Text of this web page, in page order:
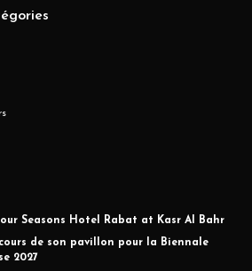
Seasons Hotel Rabat at Kasr Al Bahr
de son pavillon pour la Biennale
2027